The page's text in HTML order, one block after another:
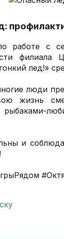
работе с
филиала
лед!»
люди
жизнь
рыбаками-
и